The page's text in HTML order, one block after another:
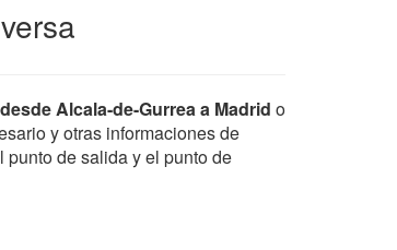
Alcala-de-Gurrea a Madrid o
y otras informaciones de
punto de salida y el punto de